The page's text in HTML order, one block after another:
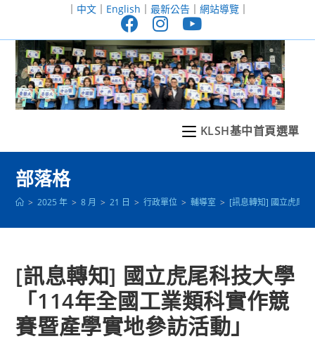
至
｜ 中文｜ English ｜ 最新公告｜ 網站導覽｜
KLSH基中首頁選單
部落格
> 2025 年 > 8 月 > 21 日 > 行政單位 > 輔導室 > [訊息轉知] 國立虎尾
[訊息轉知] 國立虎尾科技大學
「114年全國工業類科實作競
賽暨產學實地參訪活動」